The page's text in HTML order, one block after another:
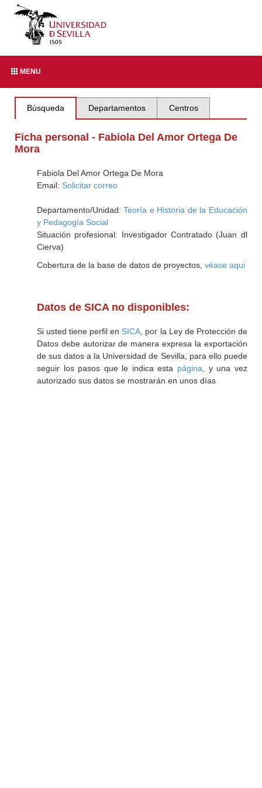
MENU
Búsqueda Departamentos Centros
Ficha personal - Fabiola Del Amor Ortega De
Mora
Fabiola Del Amor Ortega De Mora
Email: Solicitar correo
Departamento/Unidad:Teoría e Historia de la Educación
y Pedagogía Social
Situación profesional: Investigador Contratado (Juan dl
Cierva)
Cobertura de la base de datos de proyectos, véase aqui
Datos de SICA no disponibles:
Si usted tiene perfil en SICA , por la Ley de Protección de
Datos debe autorizar de manera expresa la exportación
de sus datos a la Universidad de Sevilla, para ello puede
seguir los pasos que le indica esta página , y una vez
autorizado sus datos se mostrarán en unos días